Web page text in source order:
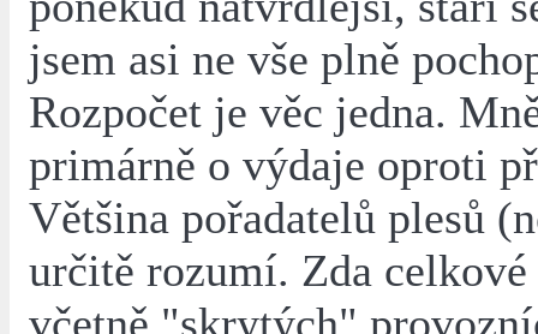
jsem asi ne vše plně
Rozpočet je věc jedna.
primárně o výdaje oproti
Většina pořadatelů plesů
určitě rozumí. Zda celkové
včetně "skrytých"